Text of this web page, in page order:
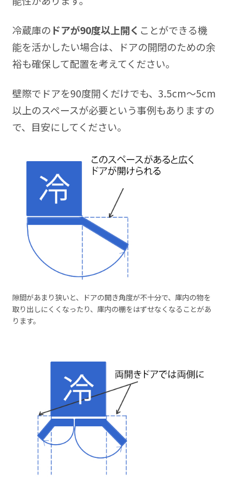
冷蔵庫の ドアが90度以上開く ことができる機
能を活かしたい場合は、ドアの開閉のための余
裕も確保して配置を考えてください。
壁際でドアを90度開くだけでも、3.5cm〜5cm
以上のスペースが必要という事例もありますの
で、目安にしてください。
隙間があまり狭いと、ドアの開き角度が不十分で、庫内の物を
取り出しにくくなったり、庫内の棚をはずせなくなることがあ
ります。